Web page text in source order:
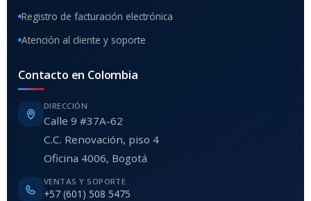
Registro de facturación electrónica
Atención al cliente y soporte
Contacto en Colombia
DIRECCIÓN
Calle 9 #37A-62
C.C. Renovación, piso 4
Oficina 4006, Bogotá
VENTAS Y SOPORTE
+57 (601) 508 5475